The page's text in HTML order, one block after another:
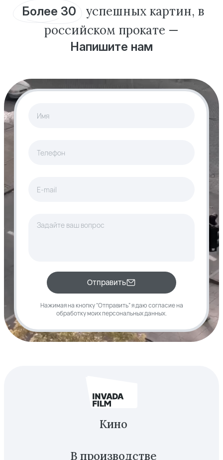
Более 30 успешных картин, в
российском прокате —
Напишите нам
Отправить
Нажимая на кнопку “Отправить” я даю согласиена
обработку моихперсональных данных.
Кино
В производстве